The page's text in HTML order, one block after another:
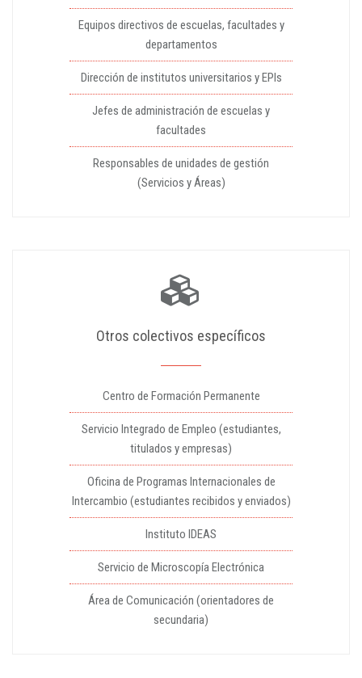
Equipos directivos de escuelas, facultades y
departamentos
Dirección de institutos universitarios y EPIs
Jefes de administración de escuelas y
facultades
Responsables de unidades de gestión
(Servicios y Áreas)
Otros colectivos específicos
Centro de Formación Permanente
Servicio Integrado de Empleo (estudiantes,
titulados y empresas)
Oficina de Programas Internacionales de
Intercambio (estudiantes recibidos y enviados)
Instituto IDEAS
Servicio de Microscopía Electrónica
Área de Comunicación (orientadores de
secundaria)